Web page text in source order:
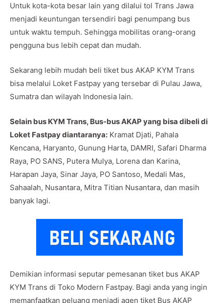
Untuk kota-kota besar lain yang dilalui tol Trans Jawa
menjadi keuntungan tersendiri bagi penumpang bus
untuk waktu tempuh. Sehingga mobilitas orang-orang
pengguna bus lebih cepat dan mudah.
Sekarang lebih mudah beli tiket bus AKAP KYM Trans
bisa melalui Loket Fastpay yang tersebar di Pulau Jawa,
Sumatra dan wilayah Indonesia lain.
Selain bus KYM Trans, Bus-bus AKAP yang bisa dibeli di
Loket Fastpay diantaranya: Kramat Djati, Pahala
Kencana, Haryanto, Gunung Harta, DAMRI, Safari Dharma
Raya, PO SANS, Putera Mulya, Lorena dan Karina,
Harapan Jaya, Sinar Jaya, PO Santoso, Medali Mas,
Sahaalah, Nusantara, Mitra Titian Nusantara, dan masih
banyak lagi.
Demikian informasi seputar pemesanan tiket bus AKAP
KYM Trans di Toko Modern Fastpay. Bagi anda yang ingin
memanfaatkan peluang menjadi agen tiket Bus AKAP